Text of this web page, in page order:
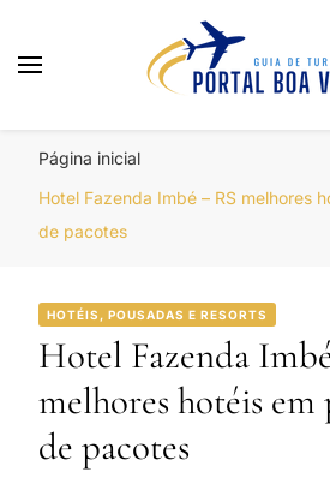
Página inicial
Hotel Fazenda Imbé – RS melhores
de pacotes
HOTÉIS, POUSADAS E RESORTS
Hotel Fazenda
melhores hotéis em
de pacotes